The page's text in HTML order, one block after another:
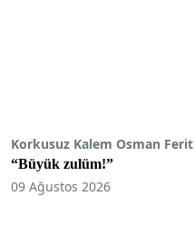
Korkusuz Kalem Osman Ferit
“Büyük zulüm!”
09 Ağustos 2026